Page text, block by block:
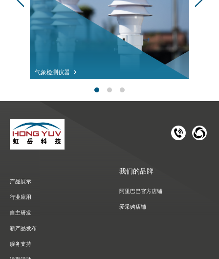
气象检测仪器
181 1126
028-
产品展示
行业应用
自主研发
新产品发布
服务支持
我们的品牌
阿里巴巴官方店铺
爱采购店铺